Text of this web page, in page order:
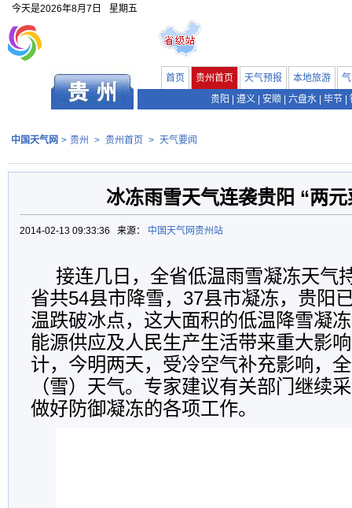
今天是2026年8月7日 星期五
首页 贵州首页 天气预报 本地旅游
贵阳
遵义 安顺 六盘水 毕节
中国天气网 > 贵州 > 贵州首页 > 天气要闻
冰冻雨雪天气连袭贵阳 “两元
2014-02-13 09:33:36 来源： 中国天气网贵州站
接连几日，全省低温雨雪凝冻天气
省共54县市降雪，37县市凝冻，贵阳
温跌破冰点，这大面积的低温降雪凝
能源供应及人民生产生活带来重大影
计，今明两天，受冷空气补充影响，
（雪）天气。专家建议有关部门继续
做好防御凝冻的各项工作。